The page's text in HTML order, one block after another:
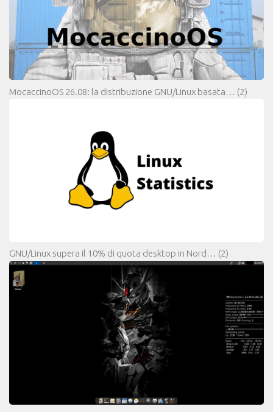
MocaccinoOS 26.08: la distribuzione GNU/Linux basata… (2)
GNU/Linux supera il 10% di quota desktop in Nord… (2)